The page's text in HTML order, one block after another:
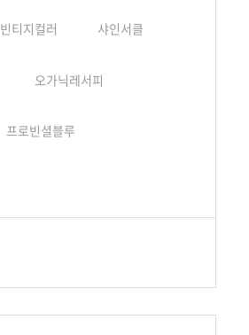
빈티지컬러 샤인서클
오가닉레서피
프로빈셜블루